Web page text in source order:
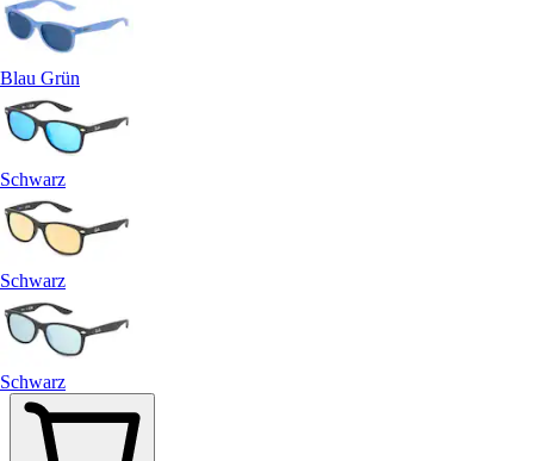
Blau Grün
Schwarz
Schwarz
Schwarz